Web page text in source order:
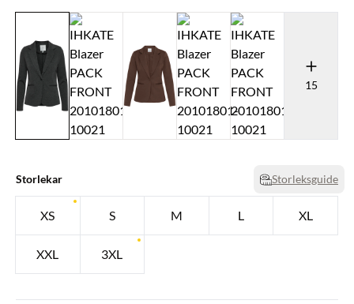
15
Storlekar Storleksguide
XS S M L XL
XXL 3XL